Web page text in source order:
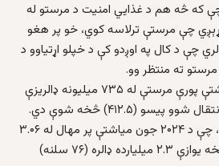
که څه هم د غذايي امنیت د مرستو له
چې مرستې ترلاسه کوي، خو پر هغو
لري چې د کال په اوږدو کې د خپلو اړتیاوو د
مرستو ته منتظر وو.
د اوچا په وینا، تر جون میاشتې پورې مرستې له ۷۳۵ میلیونه ډالريزې
اوچا په عین مهال کې ويلي، چې د ۲۰۲۴ جون میاشتې پر مهال له ۳.۰۶
میلیارده اړتیا وړ بودیجې څخه یوازې ۲.۳ میلیارده ډالره (۷۶ سلنه)